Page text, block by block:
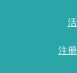
注